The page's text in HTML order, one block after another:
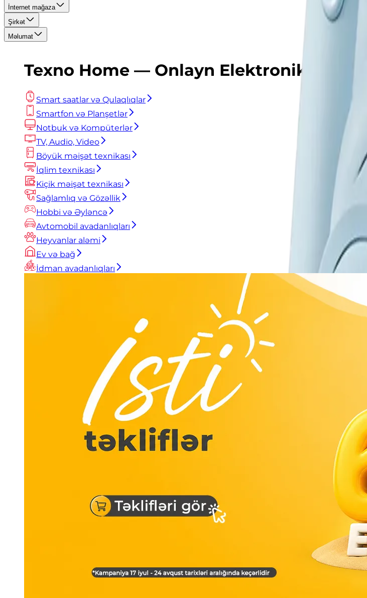
İnternet mağaza
Şirkət
Məlumat
Texno Home — Onlayn Elektronika və
Smart saatlar və Qulaqlıqlar
Smartfon və Planşetlər
Notbuk və Kompüterlər
TV, Audio, Video
Böyük məişət texnikası
İqlim texnikası
Kiçik məişət texnikası
Sağlamlıq və Gözəllik
Hobbi və Əyləncə
Avtomobil avadanlıqları
Heyvanlar aləmi
Ev və bağ
İdman avadanlıqları